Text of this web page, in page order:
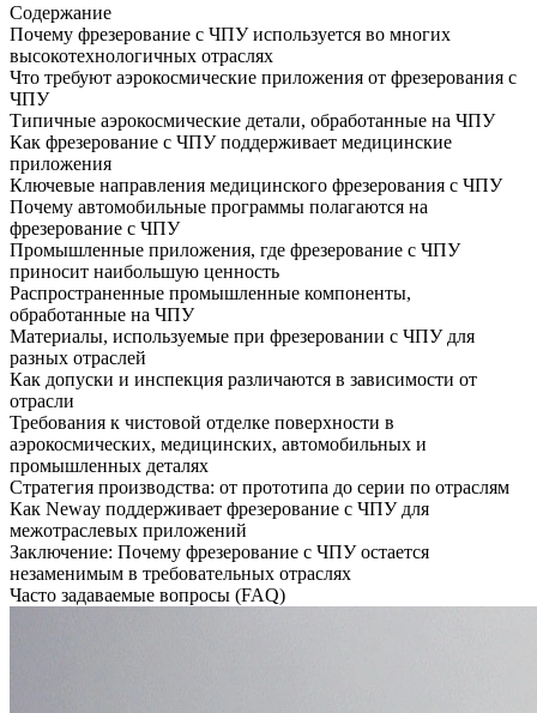
Содержание
Почему фрезерование с ЧПУ используется во многих
высокотехнологичных отраслях
Что требуют аэрокосмические приложения от фрезерования с
ЧПУ
Типичные аэрокосмические детали, обработанные на ЧПУ
Как фрезерование с ЧПУ поддерживает медицинские
приложения
Ключевые направления медицинского фрезерования с ЧПУ
Почему автомобильные программы полагаются на
фрезерование с ЧПУ
Промышленные приложения, где фрезерование с ЧПУ
приносит наибольшую ценность
Распространенные промышленные компоненты,
обработанные на ЧПУ
Материалы, используемые при фрезеровании с ЧПУ для
разных отраслей
Как допуски и инспекция различаются в зависимости от
отрасли
Требования к чистовой отделке поверхности в
аэрокосмических, медицинских, автомобильных и
промышленных деталях
Стратегия производства: от прототипа до серии по отраслям
Как Neway поддерживает фрезерование с ЧПУ для
межотраслевых приложений
Заключение: Почему фрезерование с ЧПУ остается
незаменимым в требовательных отраслях
Часто задаваемые вопросы (FAQ)